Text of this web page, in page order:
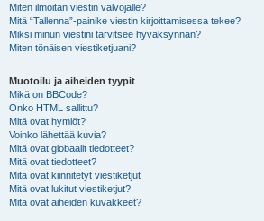
Miten ilmoitan viestin valvojalle?
Mitä “Tallenna”-painike viestin kirjoittamisessa tekee?
Miksi minun viestini tarvitsee hyväksynnän?
Miten tönäisen viestiketjuani?
Muotoilu ja aiheiden tyypit
Mikä on BBCode?
Onko HTML sallittu?
Mitä ovat hymiöt?
Voinko lähettää kuvia?
Mitä ovat globaalit tiedotteet?
Mitä ovat tiedotteet?
Mitä ovat kiinnitetyt viestiketjut
Mitä ovat lukitut viestiketjut?
Mitä ovat aiheiden kuvakkeet?